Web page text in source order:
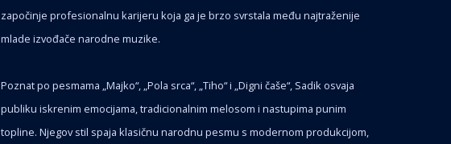
započinje profesionalnu karijeru koja ga je brzo svrstala među najtraženije
mlade izvođače narodne muzike.
Poznat po pesmama „Majko“, „Pola srca“, „Tiho“ i „Digni čaše“, Sadik osvaja
publiku iskrenim emocijama, tradicionalnim melosom i nastupima punim
topline. Njegov stil spaja klasičnu narodnu pesmu s modernom produkcijom,